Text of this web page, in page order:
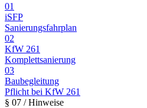
01
iSFP
Sanierungsfahrplan
02
KfW 261
Komplettsanierung
03
Baubegleitung
Pflicht bei KfW 261
§ 07 / Hinweise